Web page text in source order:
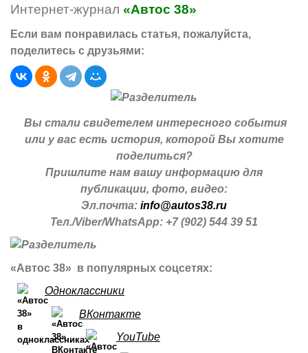
Интернет-журнал «Автос 38»
Если вам понравилась статья, пожалуйста,
поделитесь с друзьями:
Вы стали свидетелем интересного события
или у вас есть история, которой Вы хотите
поделиться?
Пришлите нам вашу информацию для
публикации, фото, видео:
Эл.почта: info@autos38.ru
Тел./Viber/WhatsApp: +7 (902) 544 39 51
«Автос 38» в популярных соцсетях:
Одноклассники
ВКонтакте
YouTube